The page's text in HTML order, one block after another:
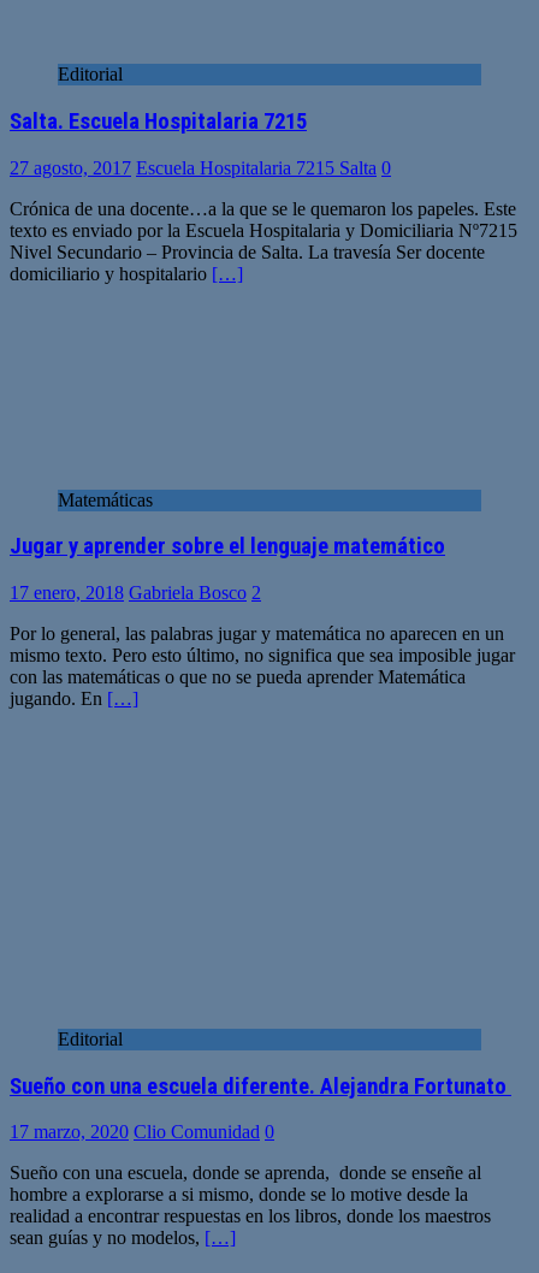
Editorial
Salta. Escuela Hospitalaria 7215
27 agosto, 2017 Escuela Hospitalaria 7215 Salta 0
Crónica de una docente…a la que se le quemaron los papeles. Este
texto es enviado por la Escuela Hospitalaria y Domiciliaria Nº7215
Nivel Secundario – Provincia de Salta. La travesía Ser docente
domiciliario y hospitalario […]
Matemáticas
Jugar y aprender sobre el lenguaje matemático
17 enero, 2018 Gabriela Bosco 2
Por lo general, las palabras jugar y matemática no aparecen en un
mismo texto. Pero esto último, no significa que sea imposible jugar
con las matemáticas o que no se pueda aprender Matemática
jugando. En […]
Editorial
Sueño con una escuela diferente. Alejandra Fortunato
17 marzo, 2020 Clio Comunidad 0
Sueño con una escuela, donde se aprenda, donde se enseñe al
hombre a explorarse a si mismo, donde se lo motive desde la
realidad a encontrar respuestas en los libros, donde los maestros
sean guías y no modelos, […]